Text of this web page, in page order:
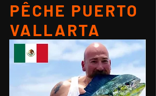
PÊCHE PUERTO
VALLARTA